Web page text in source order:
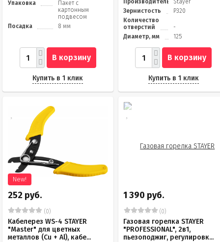
Упаковка
Пакет с
картонным
подвесом
Посадка
8 мм
В корзину
Купить в 1 клик
Производитель
Stayer
Зернистость
Р320
Количество
отверстий
-
Диаметр, мм
125
В корзину
Купить в 1 клик
252 руб.
New!
(0)
Кабелерез WS-4 STAYER
"Master" для цветных
металлов (Cu + Al), кабе...
1 390 руб.
(0)
Газовая горелка STAYER
"PROFESSIONAL", 2в1,
пьезоподжиг, регулировк...